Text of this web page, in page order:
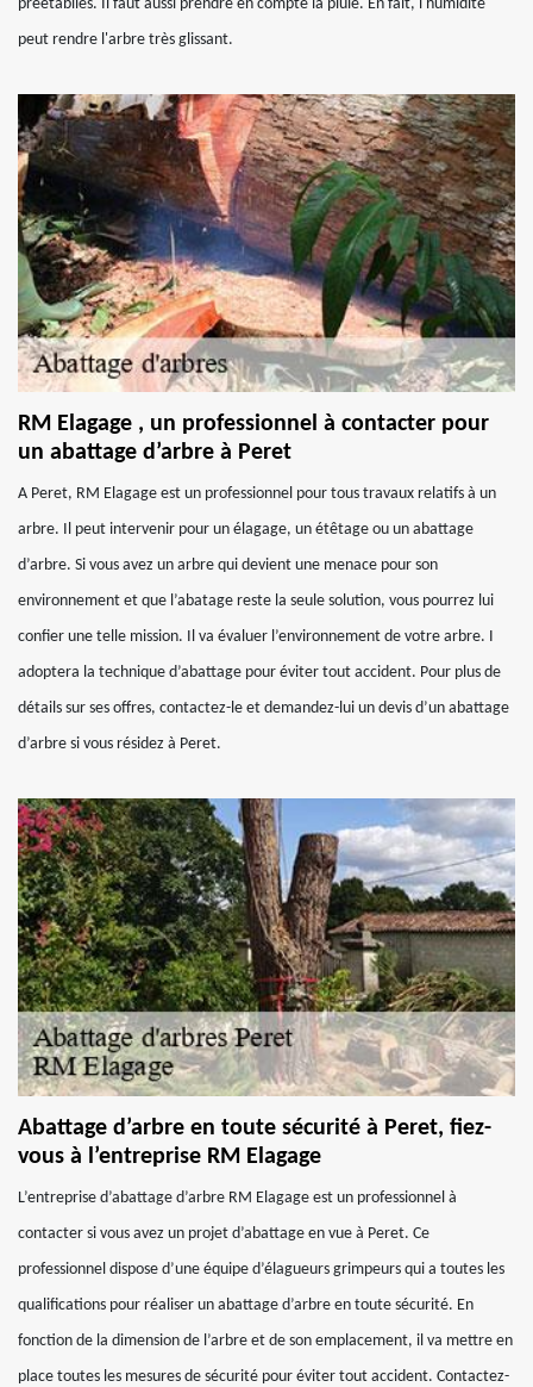
préétablies. Il faut aussi prendre en compte la pluie. En fait, l'humidité
peut rendre l'arbre très glissant.
RM Elagage , un professionnel à contacter pour
un abattage d’arbre à Peret
A Peret, RM Elagage est un professionnel pour tous travaux relatifs à un
arbre. Il peut intervenir pour un élagage, un étêtage ou un abattage
d’arbre. Si vous avez un arbre qui devient une menace pour son
environnement et que l’abatage reste la seule solution, vous pourrez lui
confier une telle mission. Il va évaluer l’environnement de votre arbre. I
adoptera la technique d’abattage pour éviter tout accident. Pour plus de
détails sur ses offres, contactez-le et demandez-lui un devis d’un abattage
d’arbre si vous résidez à Peret.
Abattage d’arbre en toute sécurité à Peret, fiez-
vous à l’entreprise RM Elagage
L’entreprise d’abattage d’arbre RM Elagage est un professionnel à
contacter si vous avez un projet d’abattage en vue à Peret. Ce
professionnel dispose d’une équipe d’élagueurs grimpeurs qui a toutes les
qualifications pour réaliser un abattage d’arbre en toute sécurité. En
fonction de la dimension de l’arbre et de son emplacement, il va mettre en
place toutes les mesures de sécurité pour éviter tout accident. Contactez-